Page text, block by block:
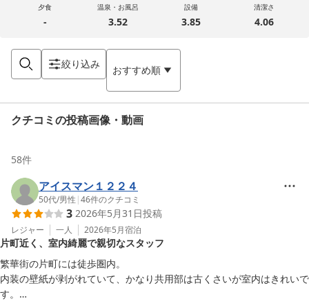
夕食
-
温泉・お風呂
3.52
設備
3.85
清潔さ
4.06
絞り込み おすすめ順
クチコミの投稿画像・動画
58件
アイスマン１２２４
50代/男性 |46件のクチコミ
3 2026年5月31日投稿
レジャー 一人 2026年5月宿泊
片町近く、室内綺麗で親切なスタッフ
繁華街の片町には徒歩圏内。
内装の壁紙が剥がれていて、かなり共用部は古くさいが室内はきれいで
す。